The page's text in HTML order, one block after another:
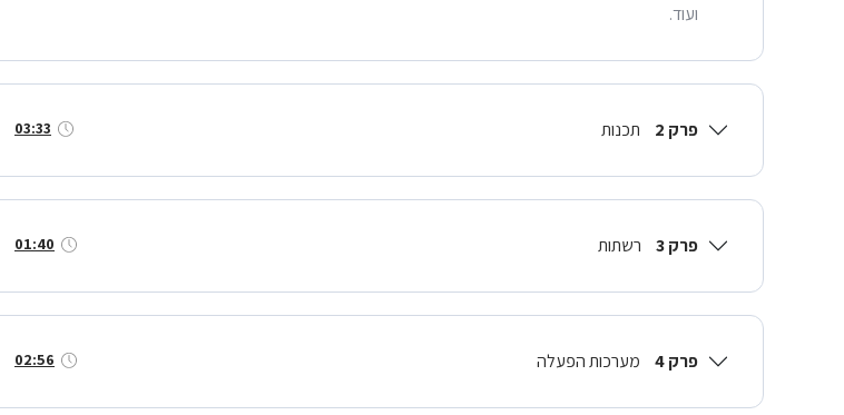
ועוד.
פרק 2 תכנות 03:33
פרק 3 רשתות 01:40
פרק 4 מערכות הפעלה 02:56